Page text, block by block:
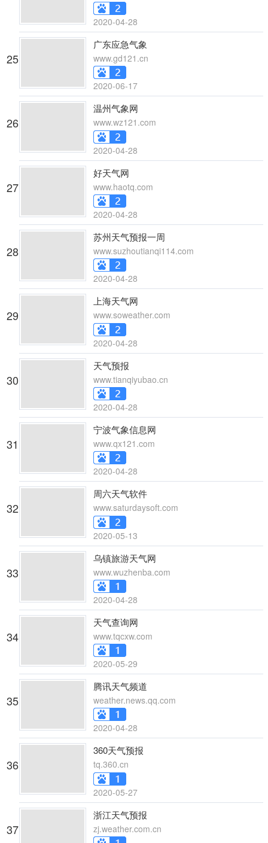
2020-04-28
25
广东应急气象
www.gd121.cn
2020-06-17
26
温州气象网
www.wz121.com
2020-04-28
27
好天气网
www.haotq.com
2020-04-28
28
苏州天气预报一周
www.suzhoutianqi114.com
2020-04-28
29
上海天气网
www.soweather.com
2020-04-28
30
天气预报
www.tianqiyubao.cn
2020-04-28
31
宁波气象信息网
www.qx121.com
2020-04-28
32
周六天气软件
www.saturdaysoft.com
2020-05-13
33
乌镇旅游天气网
www.wuzhenba.com
2020-04-28
34
天气查询网
www.tqcxw.com
2020-05-29
35
腾讯天气频道
weather.news.qq.com
2020-04-28
36
360天气预报
tq.360.cn
2020-05-27
37
浙江天气预报
zj.weather.com.cn